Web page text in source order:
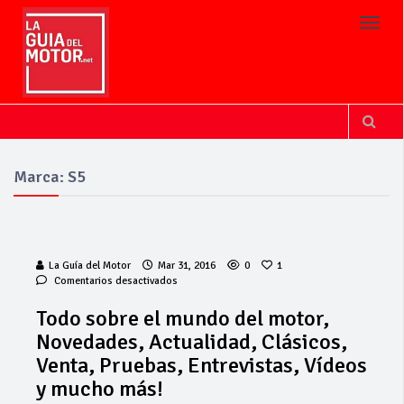
Marca: S5
La Guía del Motor Mar 31, 2016 0
1
Comentarios desactivados
el
mundo
del
motor,
Todo sobre el mundo del motor,
Novedades, Actualidad, Clásicos,
Venta, Pruebas, Entrevistas, Vídeos
y mucho más!